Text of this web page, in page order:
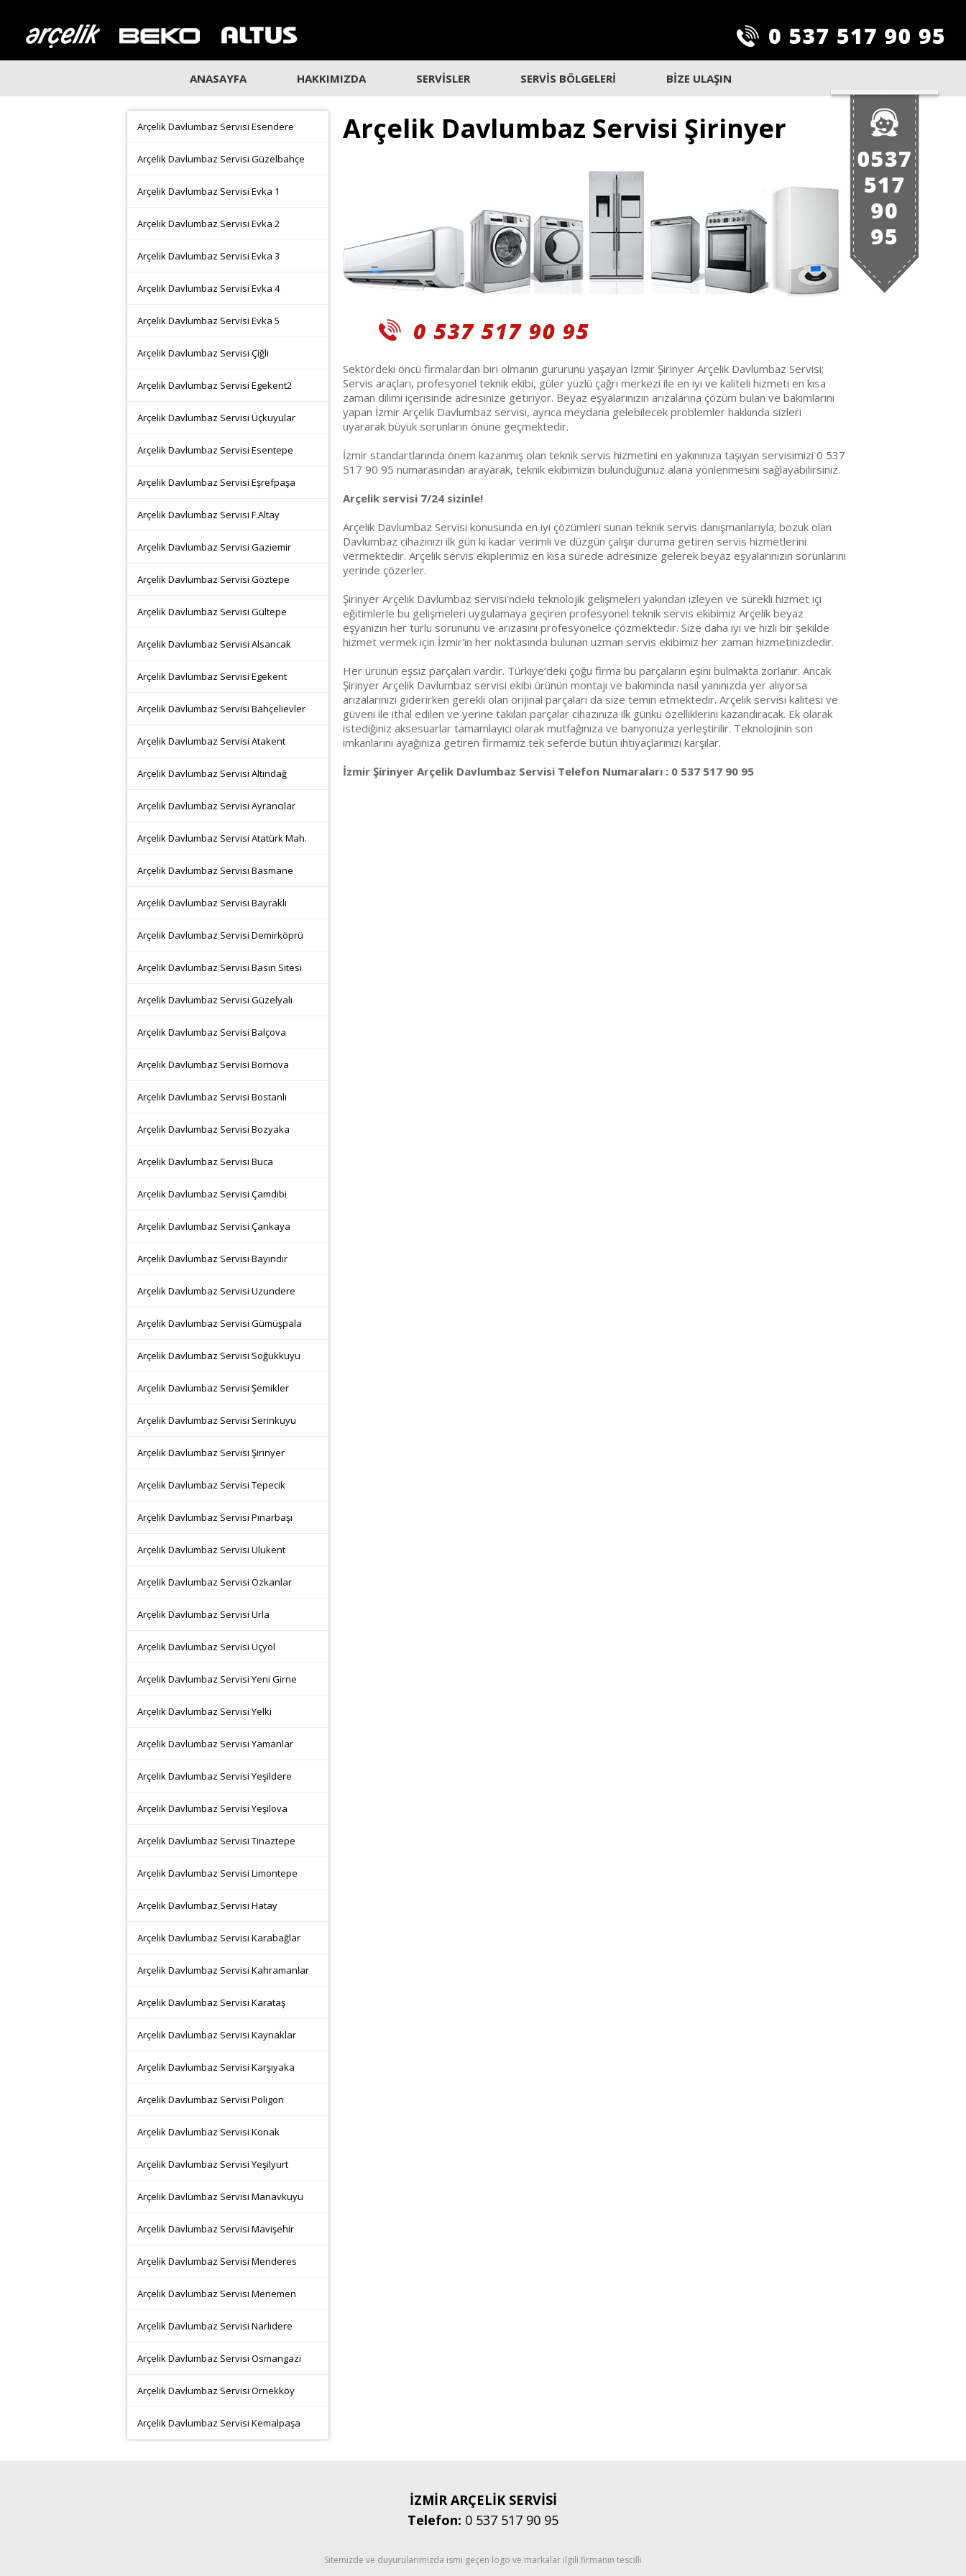
ANASAYFA HAKKIMIZDA SERVİSLER SERVİS BÖLGELERİ BİZE ULAŞIN
Arçelik Davlumbaz Servisi Şirinyer
Sektördeki öncü firmalardan biri olmanın gururunu yaşayan İzmir Şirinyer Arçelik Davlumbaz Servisi;
Servis araçları, profesyonel teknik ekibi, güler yüzlü çağrı merkezi ile en iyi ve kaliteli hizmeti en kısa
zaman dilimi içerisinde adresinize getiriyor. Beyaz eşyalarınızın arızalarına çözüm bulan ve bakımlarını
yapan İzmir Arçelik Davlumbaz servisi, ayrıca meydana gelebilecek problemler hakkında sizleri
uyararak büyük sorunların önüne geçmektedir.
İzmir standartlarında önem kazanmış olan teknik servis hizmetini en yakınınıza taşıyan servisimizi 0 537
517 90 95 numarasından arayarak, teknik ekibimizin bulunduğunuz alana yönlenmesini sağlayabilirsiniz.
Arçelik servisi 7/24 sizinle!
Arçelik Davlumbaz Servisi konusunda en iyi çözümleri sunan teknik servis danışmanlarıyla; bozuk olan
Davlumbaz cihazınızı ilk gün ki kadar verimli ve düzgün çalışır duruma getiren servis hizmetlerini
vermektedir. Arçelik servis ekiplerimiz en kısa sürede adresinize gelerek beyaz eşyalarınızın sorunlarını
yerinde çözerler.
Şirinyer Arçelik Davlumbaz servisi'ndeki teknolojik gelişmeleri yakından izleyen ve sürekli hizmet içi
eğitimlerle bu gelişmeleri uygulamaya geçiren profesyonel teknik servis ekibimiz Arçelik beyaz
eşyanızın her türlü sorununu ve arızasını profesyonelce çözmektedir. Size daha iyi ve hızlı bir şekilde
hizmet vermek için İzmir'in her noktasında bulunan uzman servis ekibimiz her zaman hizmetinizdedir.
Her ürünün eşsiz parçaları vardır. Türkiye’deki çoğu firma bu parçaların eşini bulmakta zorlanır. Ancak
Şirinyer Arçelik Davlumbaz servisi ekibi ürünün montajı ve bakımında nasıl yanınızda yer alıyorsa
arızalarınızı giderirken gerekli olan orijinal parçaları da size temin etmektedir. Arçelik servisi kalitesi ve
güveni ile ithal edilen ve yerine takılan parçalar cihazınıza ilk günkü özelliklerini kazandıracak. Ek olarak
istediğiniz aksesuarlar tamamlayıcı olarak mutfağınıza ve banyonuza yerleştirilir. Teknolojinin son
imkanlarını ayağınıza getiren firmamız tek seferde bütün ihtiyaçlarınızı karşılar.
İzmir Şirinyer Arçelik Davlumbaz Servisi Telefon Numaraları : 0 537 517 90 95
Arçelik Davlumbaz Servisi Esendere
Arçelik Davlumbaz Servisi Güzelbahçe
Arçelik Davlumbaz Servisi Evka 1
Arçelik Davlumbaz Servisi Evka 2
Arçelik Davlumbaz Servisi Evka 3
Arçelik Davlumbaz Servisi Evka 4
Arçelik Davlumbaz Servisi Evka 5
Arçelik Davlumbaz Servisi Çiğli
Arçelik Davlumbaz Servisi Egekent2
Arçelik Davlumbaz Servisi Üçkuyular
Arçelik Davlumbaz Servisi Esentepe
Arçelik Davlumbaz Servisi Eşrefpaşa
Arçelik Davlumbaz Servisi F.Altay
Arçelik Davlumbaz Servisi Gaziemir
Arçelik Davlumbaz Servisi Göztepe
Arçelik Davlumbaz Servisi Gültepe
Arçelik Davlumbaz Servisi Alsancak
Arçelik Davlumbaz Servisi Egekent
Arçelik Davlumbaz Servisi Bahçelievler
Arçelik Davlumbaz Servisi Atakent
Arçelik Davlumbaz Servisi Altındağ
Arçelik Davlumbaz Servisi Ayrancılar
Arçelik Davlumbaz Servisi Atatürk Mah.
Arçelik Davlumbaz Servisi Basmane
Arçelik Davlumbaz Servisi Bayraklı
Arçelik Davlumbaz Servisi Demirköprü
Arçelik Davlumbaz Servisi Basın Sitesi
Arçelik Davlumbaz Servisi Güzelyalı
Arçelik Davlumbaz Servisi Balçova
Arçelik Davlumbaz Servisi Bornova
Arçelik Davlumbaz Servisi Bostanlı
Arçelik Davlumbaz Servisi Bozyaka
Arçelik Davlumbaz Servisi Buca
Arçelik Davlumbaz Servisi Çamdibi
Arçelik Davlumbaz Servisi Çankaya
Arçelik Davlumbaz Servisi Bayındır
Arçelik Davlumbaz Servisi Uzundere
Arçelik Davlumbaz Servisi Gümüşpala
Arçelik Davlumbaz Servisi Soğukkuyu
Arçelik Davlumbaz Servisi Şemikler
Arçelik Davlumbaz Servisi Serinkuyu
Arçelik Davlumbaz Servisi Şirinyer
Arçelik Davlumbaz Servisi Tepecik
Arçelik Davlumbaz Servisi Pınarbaşı
Arçelik Davlumbaz Servisi Ulukent
Arçelik Davlumbaz Servisi Özkanlar
Arçelik Davlumbaz Servisi Urla
Arçelik Davlumbaz Servisi Üçyol
Arçelik Davlumbaz Servisi Yeni Girne
Arçelik Davlumbaz Servisi Yelki
Arçelik Davlumbaz Servisi Yamanlar
Arçelik Davlumbaz Servisi Yeşildere
Arçelik Davlumbaz Servisi Yeşilova
Arçelik Davlumbaz Servisi Tınaztepe
Arçelik Davlumbaz Servisi Limontepe
Arçelik Davlumbaz Servisi Hatay
Arçelik Davlumbaz Servisi Karabağlar
Arçelik Davlumbaz Servisi Kahramanlar
Arçelik Davlumbaz Servisi Karataş
Arçelik Davlumbaz Servisi Kaynaklar
Arçelik Davlumbaz Servisi Karşıyaka
Arçelik Davlumbaz Servisi Poligon
Arçelik Davlumbaz Servisi Konak
Arçelik Davlumbaz Servisi Yeşilyurt
Arçelik Davlumbaz Servisi Manavkuyu
Arçelik Davlumbaz Servisi Mavişehir
Arçelik Davlumbaz Servisi Menderes
Arçelik Davlumbaz Servisi Menemen
Arçelik Davlumbaz Servisi Narlıdere
Arçelik Davlumbaz Servisi Osmangazi
Arçelik Davlumbaz Servisi Örnekköy
Arçelik Davlumbaz Servisi Kemalpaşa
İZMİR ARÇELİK SERVİSİ
Telefon: 0 537 517 90 95
Sitemizde ve duyurularımızda ismi geçen logo ve markalar ilgili firmanın tescilli